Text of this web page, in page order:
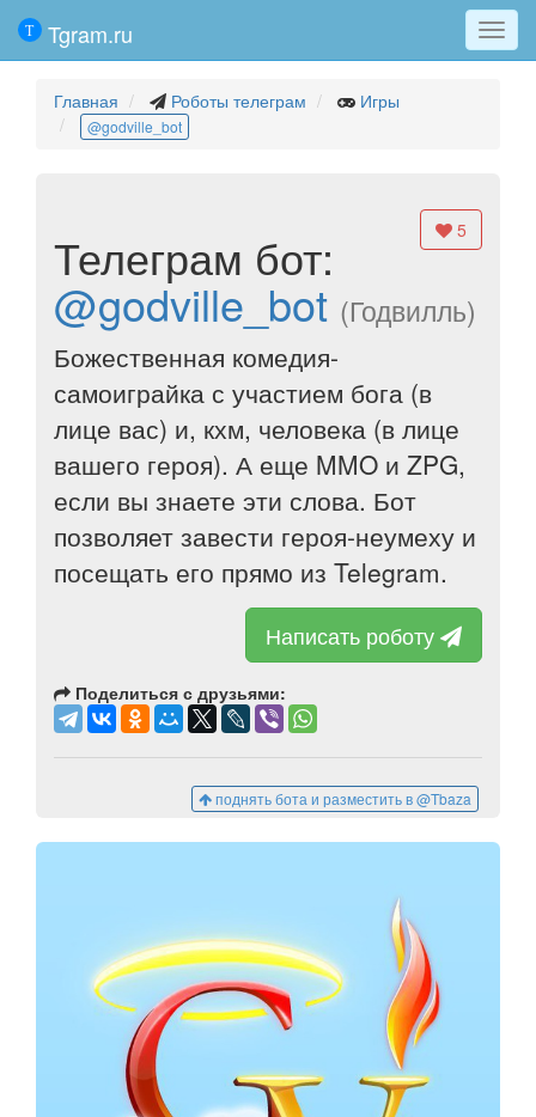
Меню
Tgram.ru
Главная Роботы телеграм Игры
@godville_bot
5
Телеграм бот:
@godville_bot (Годвилль)
Божественная комедия-
самоиграйка с участием бога (в
лице вас) и, кхм, человека (в лице
вашего героя). А еще MMO и ZPG,
если вы знаете эти слова. Бот
позволяет завести героя-неумеху и
посещать его прямо из Telegram.
Написать роботу
Поделиться с друзьями:
поднять бота и разместить в @Tbaza